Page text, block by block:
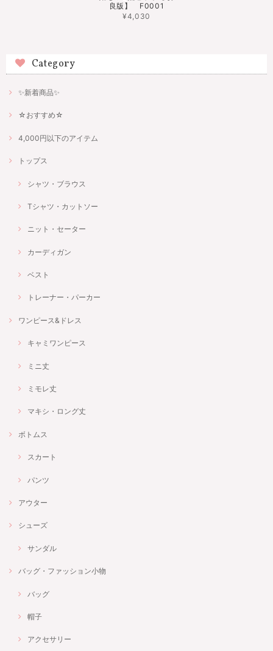
良版】 F0001
¥4,030
Category
✨新着商品✨
☆おすすめ☆
4,000円以下のアイテム
トップス
シャツ・ブラウス
Tシャツ・カットソー
ニット・セーター
カーディガン
ベスト
トレーナー・パーカー
ワンピース&ドレス
キャミワンピース
ミニ丈
ミモレ丈
マキシ・ロング丈
ボトムス
スカート
パンツ
アウター
シューズ
サンダル
バッグ・ファッション小物
バッグ
帽子
アクセサリー